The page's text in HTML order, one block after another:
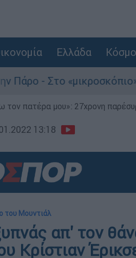
Ελλάδα
ο ρόλος
τον πατέρα μου»: 27χρονη
13:18
του Μουντιάλ
απ' τον
Κρίστιαν